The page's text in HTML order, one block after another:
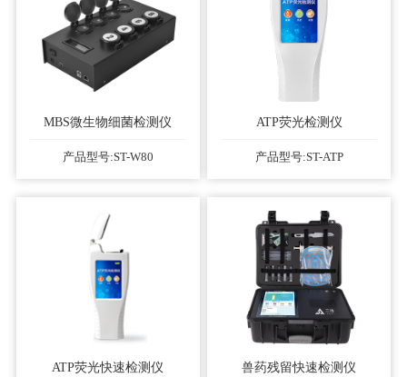
MBS微生物细菌检测仪
产品型号:ST-W80
ATP荧光检测仪
产品型号:ST-ATP
ATP荧光快速检测仪 兽药残留快速检测仪